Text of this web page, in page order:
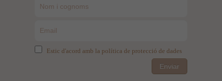
Estic d'acord amb la política de protecció de dades
Enviar